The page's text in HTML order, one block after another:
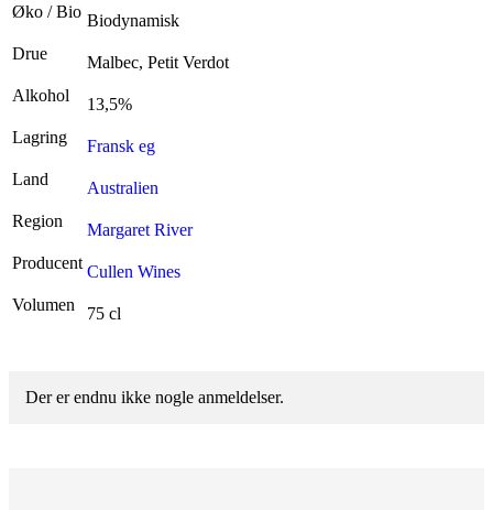
Øko / Bio Biodynamisk
Drue
Malbec, Petit Verdot
Alkohol
13,5%
Lagring
Fransk eg
Land
Australien
Region
Margaret River
Producent Cullen Wines
Volumen
75 cl
Der er endnu ikke nogle anmeldelser.